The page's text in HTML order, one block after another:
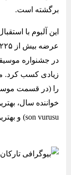
برگشته است.
این آلبوم با
زیادی کسب کرد.
را (در قسمت
son vurusu) و بهترین موزیک ویدئو سال برای آهنگ (Op).